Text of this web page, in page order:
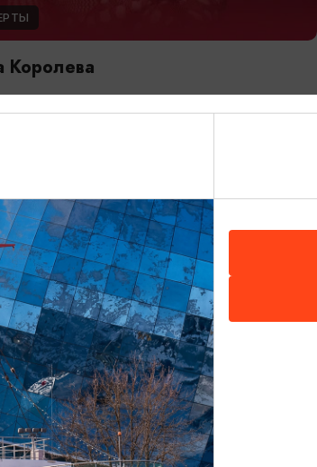
Королева
Театр эстрады «Янтарь-холл»
ИНТЕРЕСНОЕ